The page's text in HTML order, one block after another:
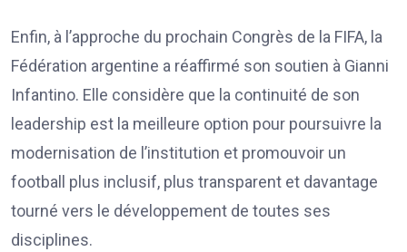
Enfin, à l’approche du prochain Congrès de la FIFA, la
Fédération argentine a réaffirmé son soutien à Gianni
Infantino. Elle considère que la continuité de son
leadership est la meilleure option pour poursuivre la
modernisation de l’institution et promouvoir un
football plus inclusif, plus transparent et davantage
tourné vers le développement de toutes ses
disciplines.